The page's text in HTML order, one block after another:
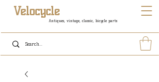
Antiques, vintage, classic, bicycle parts
Velocycle